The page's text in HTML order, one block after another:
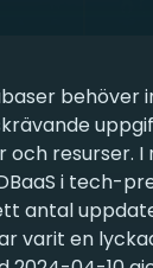
behöver
och resurser. I
i tech-
antal
varit en